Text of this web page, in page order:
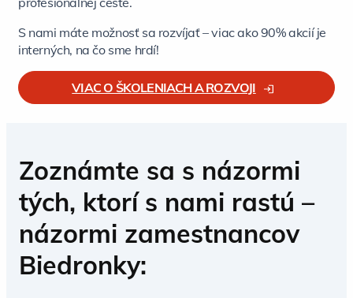
S nami máte možnosť sa rozvíjať – viac ako 90% akcií je
interných, na čo sme hrdí!
VIAC O ŠKOLENIACH A ROZVOJI
Zoznámte sa s názormi
tých, ktorí s nami rastú –
názormi zamestnancov
Biedronky: